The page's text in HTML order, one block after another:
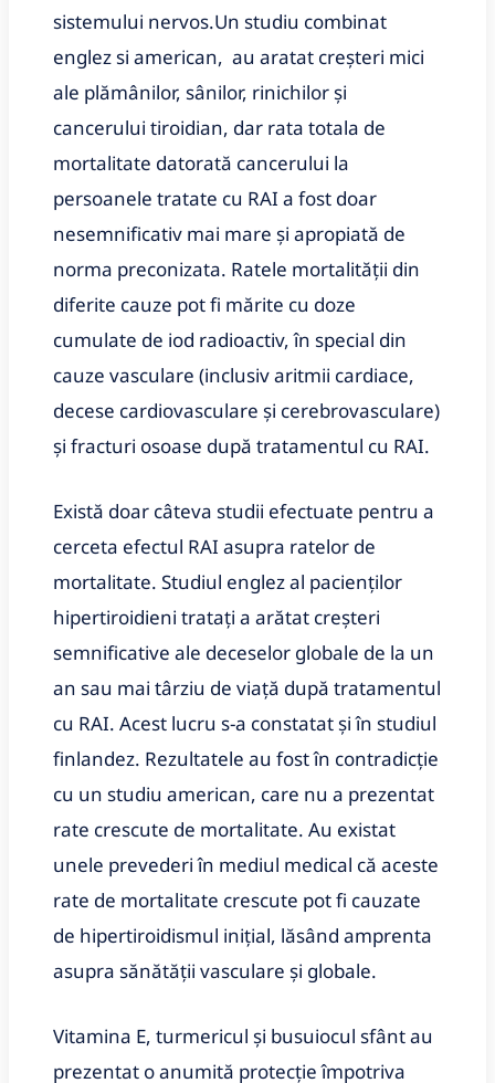
sistemului nervos.Un studiu combinat
englez si american, au aratat creșteri mici
ale plămânilor, sânilor, rinichilor și
cancerului tiroidian, dar rata totala de
mortalitate datorată cancerului la
persoanele tratate cu RAI a fost doar
nesemnificativ mai mare și apropiată de
norma preconizata. Ratele mortalității din
diferite cauze pot fi mărite cu doze
cumulate de iod radioactiv, în special din
cauze vasculare (inclusiv aritmii cardiace,
decese cardiovasculare și cerebrovasculare)
și fracturi osoase după tratamentul cu RAI.
Există doar câteva studii efectuate pentru a
cerceta efectul RAI asupra ratelor de
mortalitate. Studiul englez al pacienților
hipertiroidieni tratați a arătat creșteri
semnificative ale deceselor globale de la un
an sau mai târziu de viață după tratamentul
cu RAI. Acest lucru s-a constatat și în studiul
finlandez. Rezultatele au fost în contradicție
cu un studiu american, care nu a prezentat
rate crescute de mortalitate. Au existat
unele prevederi în mediul medical că aceste
rate de mortalitate crescute pot fi cauzate
de hipertiroidismul inițial, lăsând amprenta
asupra sănătății vasculare și globale.
Vitamina E, turmericul și busuiocul sfânt au
prezentat o anumită protecție împotriva